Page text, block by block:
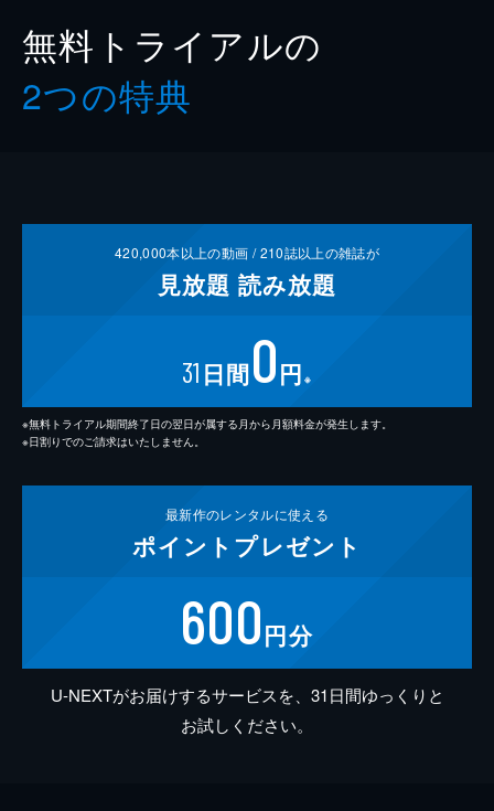
無料トライアルの
2つの特典
420,000本以上の動画 /210誌以上の雑誌が
見放題 読み放題
31 日間0円 ※
※無料トライアル期間終了日の翌日が属する月から月額料金が発生します。
※日割りでのご請求はいたしません。
最新作のレンタルに使える
ポイント プレゼント
600円分
U-NEXTがお届けするサービスを、31日間ゆっくりと
お試しください。